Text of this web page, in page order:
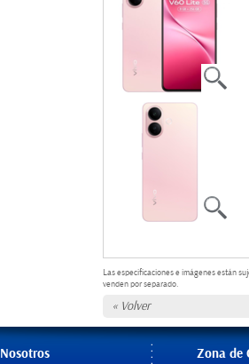
Las especificaciones e imágenes están
venden por separado.
« Volver
Nosotros Zona de